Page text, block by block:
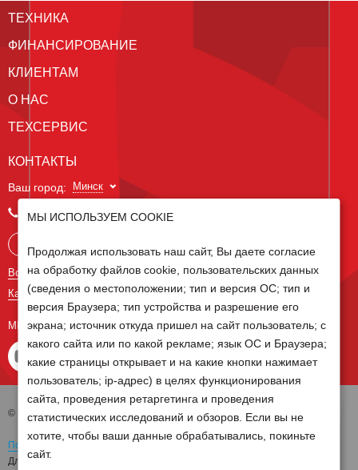
ТЕХНИКА
ФИНАНСИРОВАНИЕ
КЛИЕНТАМ
О НАС
ТЕХСЕРВИС
КОНТАКТЫ
Ваш город: Минск
+375 29 238 97 34
Все контакты
Карта сайта
МЫ В СОЦ СЕТЯХ
© 2026 Группа компаний Белагро
Политика обработки персональных данных
Для отзыва согласия на обработку персональных данных необходимо
МЫ ИСПОЛЬЗУЕМ COOKIE
Продолжая использовать наш сайт, Вы даете согласие
на обработку файлов cookie, пользовательских данных
(сведения о местоположении; тип и версия ОС; тип и
версия Браузера; тип устройства и разрешение его
экрана; источник откуда пришел на сайт пользователь; с
какого сайта или по какой рекламе; язык ОС и Браузера;
какие страницы открывает и на какие кнопки нажимает
пользователь; ip-адрес) в целях функционирования
сайта, проведения ретаргетинга и проведения
статистических исследований и обзоров. Если вы не
хотите, чтобы ваши данные обрабатывались, покиньте
сайт.